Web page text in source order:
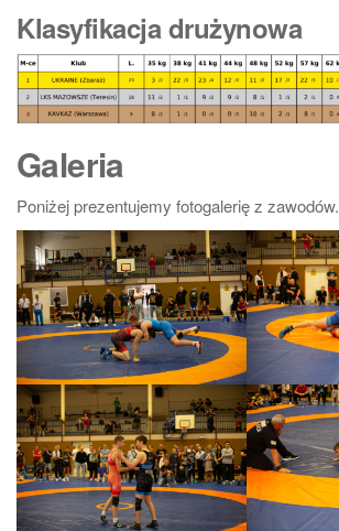
Klasyfikacja drużynowa
Galeria
Poniżej prezentujemy fotogalerię z zawodów.